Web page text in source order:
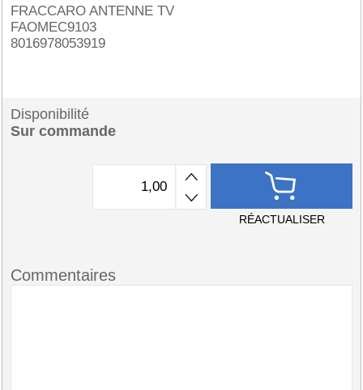
FRACCARO ANTENNE TV
FAOMEC9103
8016978053919
Disponibilité
Sur commande
RÉACTUALISER
Commentaires